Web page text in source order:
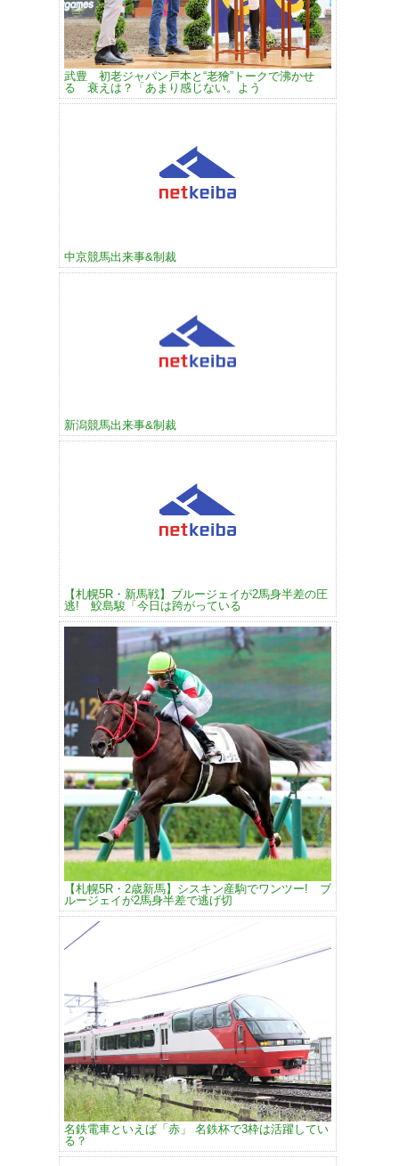
武豊 初老ジャパン戸本と“老獪”トークで沸かせ
る 衰えは？「あまり感じない。よう
中京競馬出来事&制裁
新潟競馬出来事&制裁
【札幌5R・新馬戦】ブルージェイが2馬身半差の圧
逃! 鮫島駿「今日は跨がっている
【札幌5R・2歳新馬】シスキン産駒でワンツー! ブ
ルージェイが2馬身半差で逃げ切
名鉄電車といえば「赤」 名鉄杯で3枠は活躍してい
る？